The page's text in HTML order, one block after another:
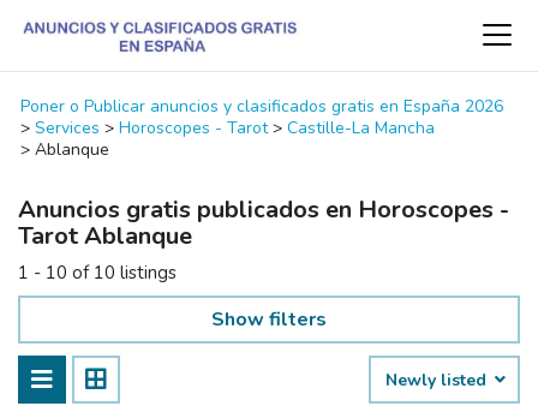
Poner o Publicar anuncios y clasificados gratis en España 2026
> Services > Horoscopes - Tarot > Castille-La Mancha
> Ablanque
Anuncios gratis publicados en Horoscopes -
Tarot Ablanque
1 - 10 of 10 listings
Show filters
Newly listed